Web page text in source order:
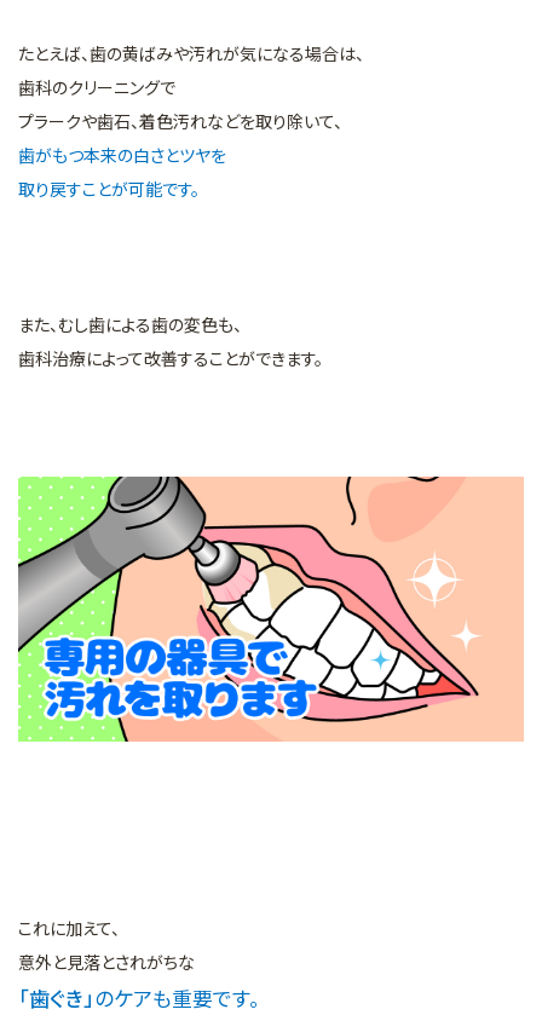
たとえば、歯の黄ばみや汚れが気になる場合は、
歯科のクリーニングで
プラークや歯石、着色汚れなどを取り除いて、
歯がもつ本来の白さとツヤを
取り戻すことが可能です。
また、むし歯による歯の変色も、
歯科治療によって改善することができます。
これに加えて、
意外と見落とされがちな
「歯ぐき」のケアも重要です。